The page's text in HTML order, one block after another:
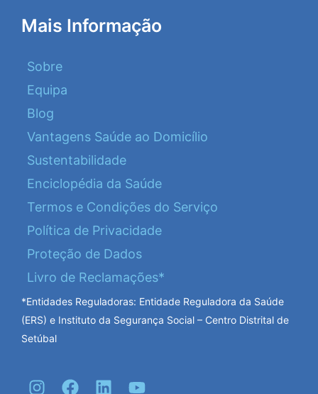
Mais Informação
Sobre
Equipa
Blog
Vantagens Saúde ao Domicílio
Sustentabilidade
Enciclopédia da Saúde
Termos e Condições do Serviço
Política de Privacidade
Proteção de Dados
Livro de Reclamações*
*Entidades Reguladoras: Entidade Reguladora da Saúde
(ERS) e Instituto da Segurança Social – Centro Distrital de
Setúbal
I
F
L